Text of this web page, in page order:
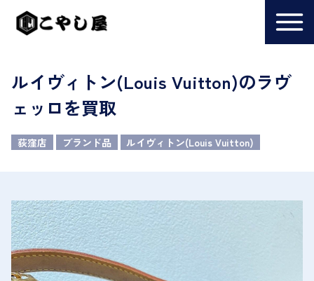
ルイヴィトン(Louis Vuitton)のラヴ
ェッロを買取
荻窪店 ブランド品 ルイヴィトン(Louis Vuitton)